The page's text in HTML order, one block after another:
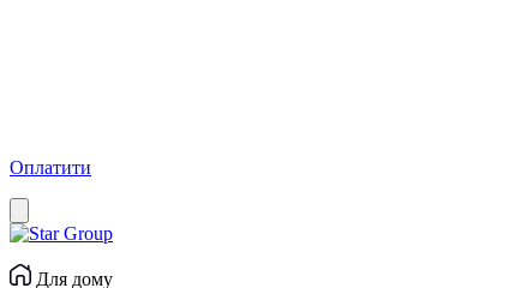
Оплатити
Для дому